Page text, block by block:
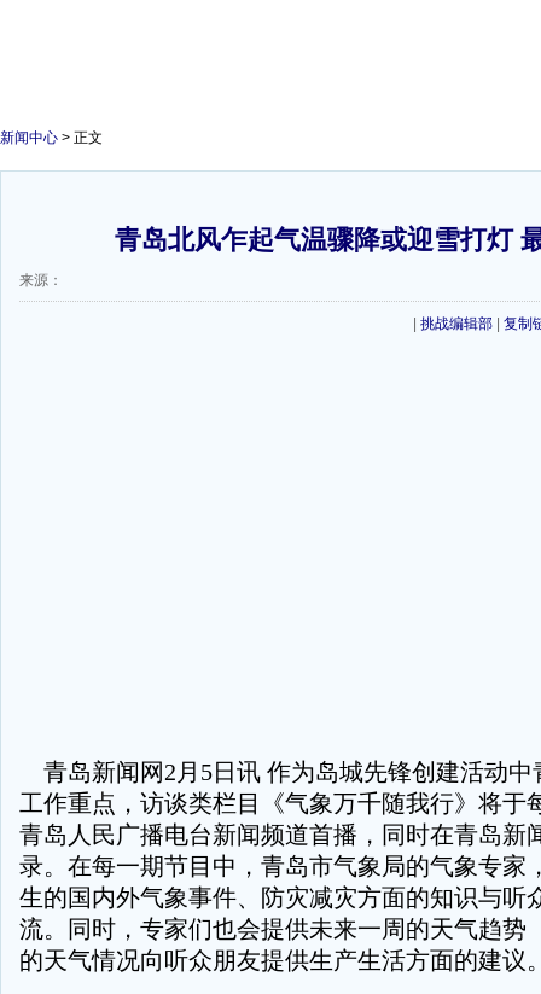
新闻中心 > 正文
青岛北风乍起气温骤降或迎雪打灯
来源：
挑战编辑部 复制
青岛新闻网2月5日讯 作为岛城先锋创建活动中
工作重点，访谈类栏目《气象万千随我行》将于
青岛人民广播电台新闻频道首播，同时在青岛新
录。在每一期节目中，青岛市气象局的气象专家
生的国内外气象事件、防灾减灾方面的知识与听
流。同时，专家们也会提供未来一周的天气趋势
的天气情况向听众朋友提供生产生活方面的建议